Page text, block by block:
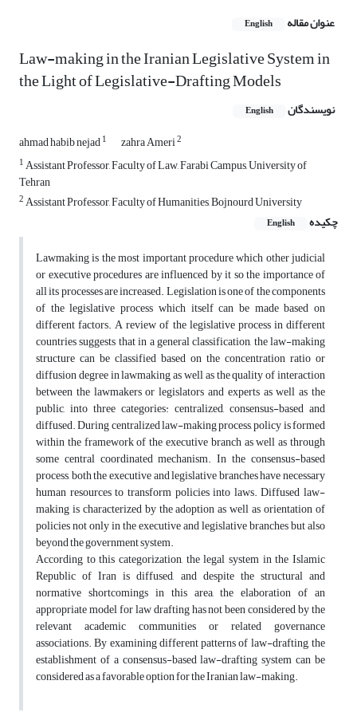
عنوان مقاله English
Law-making in the Iranian Legislative System in
the Light of Legislative-Drafting Models
نویسندگان English
ahmad habib nejad1 zahra Ameri2
1Assistant Professor, Faculty of Law, Farabi Campus, University of
Tehran
2Assistant Professor, Faculty of Humanities, Bojnourd University
چکیده
English
Lawmaking is the most important procedure which other judicial
or executive procedures are influenced by it so the importance of
all its processes are increased. Legislation is one of the components
of the legislative process which itself can be made based on
different factors. A review of the legislative process in different
countries suggests that in a general classification, the law-making
structure can be classified based on the concentration ratio or
diffusion degree in lawmaking as well as the quality of interaction
between the lawmakers or legislators and experts as well as the
public, into three categories: centralized, consensus-based and
diffused. During centralized law-making process, policy is formed
within the framework of the executive branch as well as through
some central coordinated mechanism. In the consensus-based
process, both the executive and legislative branches have necessary
human resources to transform policies into laws. Diffused law-
making is characterized by the adoption as well as orientation of
policies not only in the executive and legislative branches but also
beyond the government system.
According to this categorization, the legal system in the Islamic
Republic of Iran is diffused, and despite the structural and
normative shortcomings in this area, the elaboration of an
appropriate model for law drafting has not been considered by the
relevant academic communities or related governance
associations. By examining different patterns of law-drafting, the
establishment of a consensus-based law-drafting system can be
considered as a favorable option for the Iranian law-making.